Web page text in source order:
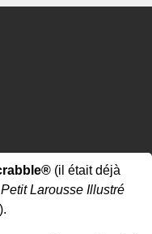
(il était déjà
Petit Larousse Illustré